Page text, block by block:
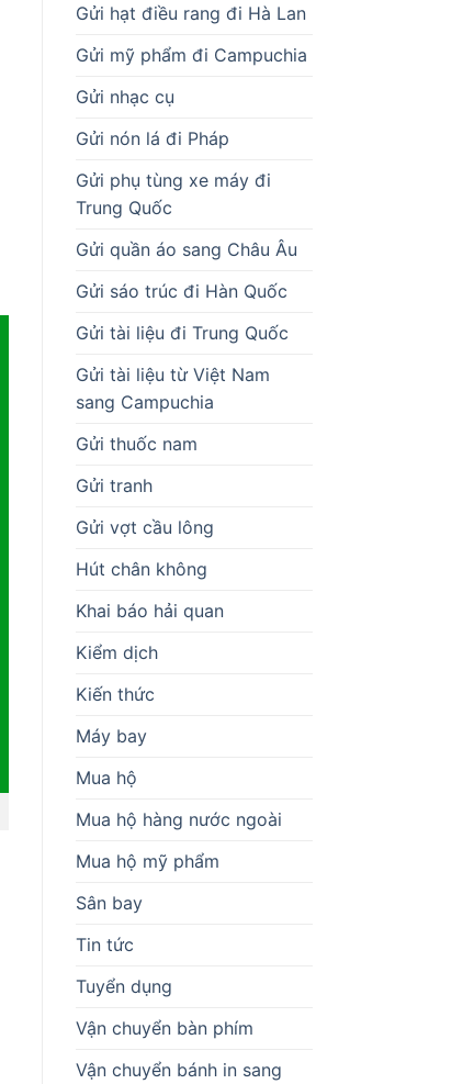
Gửi hạt điều rang đi Hà Lan
Gửi mỹ phẩm đi Campuchia
Gửi nhạc cụ
Gửi nón lá đi Pháp
Gửi phụ tùng xe máy đi
Trung Quốc
Gửi quần áo sang Châu Âu
Gửi sáo trúc đi Hàn Quốc
Gửi tài liệu đi Trung Quốc
Gửi tài liệu từ Việt Nam
sang Campuchia
Gửi thuốc nam
Gửi tranh
Gửi vợt cầu lông
Hút chân không
Khai báo hải quan
Kiểm dịch
Kiến thức
Máy bay
Mua hộ
Mua hộ hàng nước ngoài
Mua hộ mỹ phẩm
Sân bay
Tin tức
Tuyển dụng
Vận chuyển bàn phím
Vận chuyển bánh in sang